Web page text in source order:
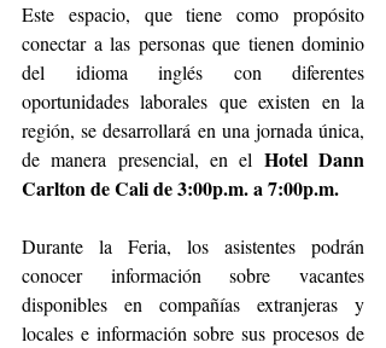
Este espacio, que tiene como propósito
conectar a las personas que tienen dominio
del idioma inglés con diferentes
oportunidades laborales que existen en la
región, se desarrollará en una jornada única,
de manera presencial, en el Hotel Dann
Carlton de Cali de 3:00p.m. a 7:00p.m.
Durante la Feria, los asistentes podrán
conocer información sobre vacantes
disponibles en compañías extranjeras y
locales e información sobre sus procesos de